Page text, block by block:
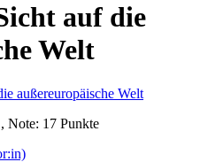
auf die
Welt
Note: 17 Punkte